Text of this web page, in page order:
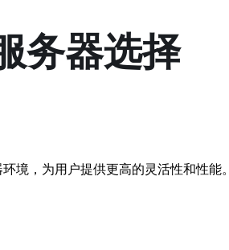
务器选择
境，为用户提供更高的灵活性和性能。